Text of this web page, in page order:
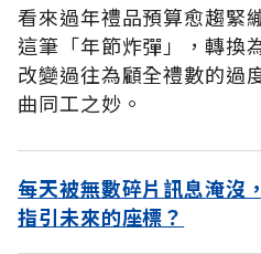
看來過年禮品預算愈趨緊
這筆「年節炸彈」，轉換
改變過往為顧全禮數的過
曲同工之妙。
每天被無數碎片訊息淹沒
指引未來的座標？